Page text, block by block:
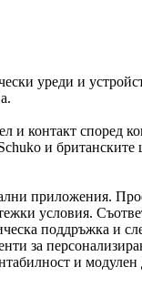
уреди и
и контакт според
и
приложения.
условия.
поддръжка и
за
и